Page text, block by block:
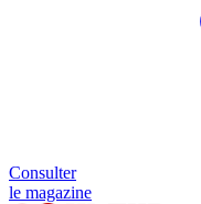
Consulter
le magazine